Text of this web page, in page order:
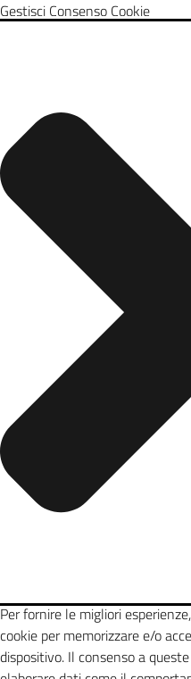
Gestisci Consenso Cookie
Per fornire le migliori
cookie per memorizzare e/o
dispositivo. Il consenso a